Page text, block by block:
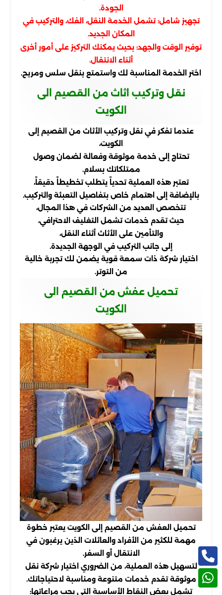
الجودة.
تجهيز شامل: تشمل الخدمة النقل، الفك، والتركيب في
المكان الجديد.
توفير الوقت والجهد: بحيث يمكنك التركيز على أمور أخرى
أثناء الانتقال.
اختر الخدمة المناسبة لك واستمتع بنقل سلس ومريح.
نقل وتركيب اثاث من القصيم الى
الكويت
عندما تفكر في نقل وتركيب الأثاث من القصيم إلى
الكويت،
تحتاج إلى خدمة موثوقة وفعالة لضمان وصول
ممتلكاتك بسلام.
تعتبر هذه العملية تحدياً يتطلب تخطيطاً دقيقاً،
بالإضافة إلى اهتمام خاص بتفاصيل التعبئة والتركيب.
تتخصص العديد من الشركات في هذا المجال،
حيث تقدم خدمات تشمل التغليف الاحترافي،
والتأمين على الأثاث أثناء النقل،
إلى جانب التركيب في الوجهة الجديدة.
اختيار شركة ذات سمعة قوية يضمن لك تجربة خالية
من التوتر.
تحميل عفش من القصيم الى
الكويت
تحميل العفش من القصيم إلى الكويت يعتبر خطوة
مهمة للكثير من الأفراد والعائلات الذين يرغبون في
الانتقال أو السفر.
لتسهيل هذه العملية، من الضروري اختيار شركة نقل
موثوقة تقدم خدمات متنوعة ومناسبة لاحتياجاتك.
تشمل بعض النقاط الأساسية التي يجب مراعاتها: